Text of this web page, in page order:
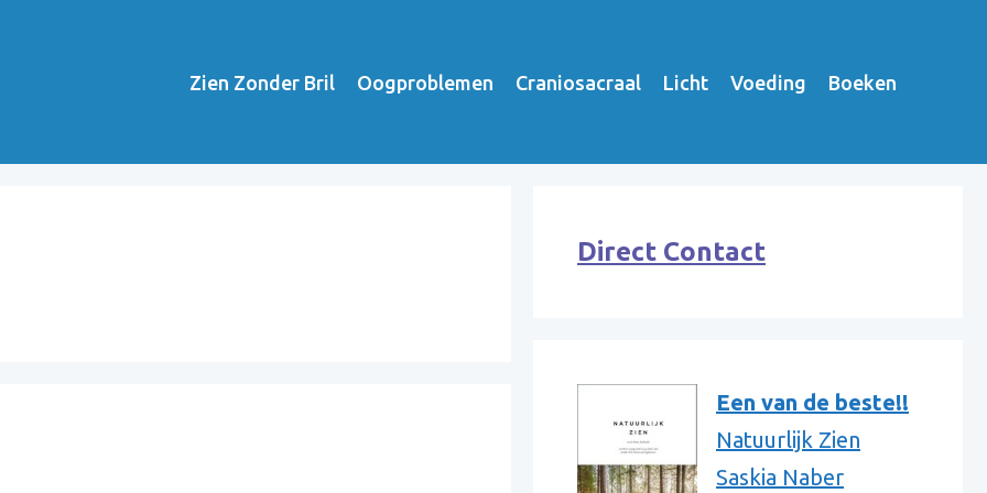
Zien Zonder Bril Oogproblemen Craniosacraal Licht Voeding Boeken
Direct Contact
Een van de beste!!
Natuurlijk Zien
Saskia Naber